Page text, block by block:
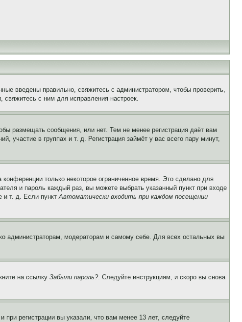
введены правильно, свяжитесь с администратором, чтобы проверить,
с ним для исправления настроек.
размещать сообщения, или нет. Тем не менее регистрация даёт вам
участие в группах и т. д. Регистрация займёт у вас всего пару минут,
только некоторое ограниченное время. Это сделано для
и пароль каждый раз, вы можете выбрать указанный пункт при входе
и т. д. Если пунктАвтоматически входить при каждом посещении
администраторам, модераторам и самому себе. Для всех остальных вы
на ссылку Забыли пароль?. Следуйте инструкциям, и скоро вы снова
регистрации вы указали, что вам менее 13 лет, следуйте